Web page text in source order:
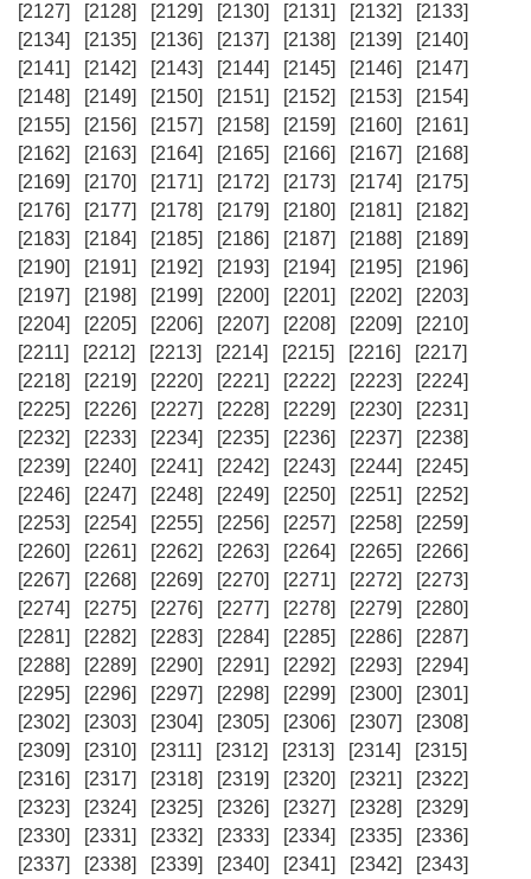
[2127]
[2128] [2129] [2130] [2131] [2132]
[2133]
[2134]
[2135] [2136] [2137] [2138] [2139]
[2140]
[2141]
[2142] [2143] [2144] [2145] [2146]
[2147]
[2148]
[2149] [2150] [2151] [2152] [2153]
[2154]
[2155]
[2156] [2157] [2158] [2159] [2160]
[2161]
[2162]
[2163] [2164] [2165] [2166] [2167]
[2168]
[2169]
[2170] [2171] [2172] [2173] [2174]
[2175]
[2176]
[2177] [2178] [2179] [2180] [2181]
[2182]
[2183]
[2184] [2185] [2186] [2187] [2188]
[2189]
[2190]
[2191] [2192] [2193] [2194] [2195]
[2196]
[2197]
[2198] [2199] [2200] [2201] [2202]
[2203]
[2204]
[2205] [2206] [2207] [2208] [2209]
[2210]
[2211]
[2212] [2213] [2214] [2215] [2216]
[2217]
[2218]
[2219] [2220] [2221] [2222] [2223]
[2224]
[2225]
[2226] [2227] [2228] [2229] [2230]
[2231]
[2232]
[2233] [2234] [2235] [2236] [2237]
[2238]
[2239]
[2240] [2241] [2242] [2243] [2244]
[2245]
[2246]
[2247] [2248] [2249] [2250] [2251]
[2252]
[2253]
[2254] [2255] [2256] [2257] [2258]
[2259]
[2260]
[2261] [2262] [2263] [2264] [2265]
[2266]
[2267]
[2268] [2269] [2270] [2271] [2272]
[2273]
[2274]
[2275] [2276] [2277] [2278] [2279]
[2280]
[2281]
[2282] [2283] [2284] [2285] [2286]
[2287]
[2288]
[2289] [2290] [2291] [2292] [2293]
[2294]
[2295]
[2296] [2297] [2298] [2299] [2300]
[2301]
[2302]
[2303] [2304] [2305] [2306] [2307]
[2308]
[2309]
[2310] [2311] [2312] [2313] [2314]
[2315]
[2316]
[2317] [2318] [2319] [2320] [2321]
[2322]
[2323]
[2324] [2325] [2326] [2327] [2328]
[2329]
[2330]
[2331] [2332] [2333] [2334] [2335]
[2336]
[2337]
[2338] [2339] [2340] [2341] [2342]
[2343]